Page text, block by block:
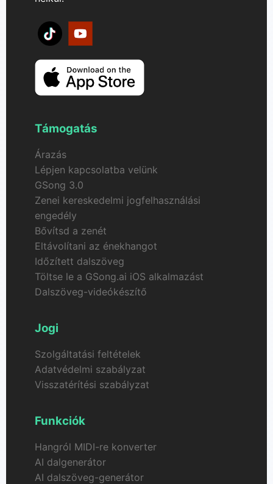
Támogatás
Árazás
Lépjen kapcsolatba velünk
GSong 3.0
Zenei kereskedelmi jogfelhasználási
engedély
Bővítsd a zenét
Eltávolítani az énekhangot
Időzített dalszöveg
Töltse le a GSong.ai iOS alkalmazást
Dalszöveg-videókészítő
Jogi
Szolgáltatási feltételek
Adatvédelmi szabályzat
Visszatérítési szabályzat
Funkciók
Hangról MIDI-re konverter
AI dalgenerátor
AI dalszöveg-generátor